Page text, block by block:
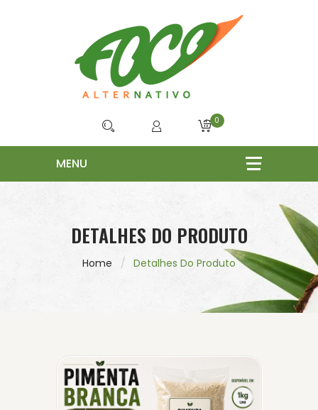
0
DETALHES DO PRODUTO
Home Detalhes Do Produto